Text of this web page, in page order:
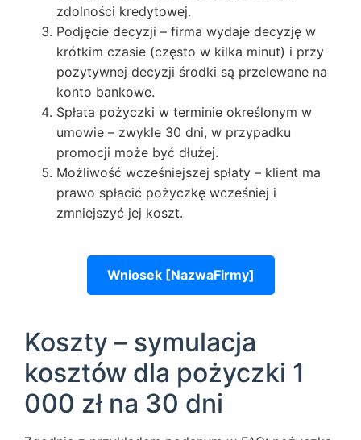
zdolności kredytowej.
Podjęcie decyzji – firma wydaje decyzję w
krótkim czasie (często w kilka minut) i przy
pozytywnej decyzji środki są przelewane na
konto bankowe.
Spłata pożyczki w terminie określonym w
umowie – zwykle 30 dni, w przypadku
promocji może być dłużej.
Możliwość wcześniejszej spłaty – klient ma
prawo spłacić pożyczkę wcześniej i
zmniejszyć jej koszt.
Wniosek [NazwaFirmy]
Koszty – symulacja
kosztów dla pożyczki 1
000 zł na 30 dni